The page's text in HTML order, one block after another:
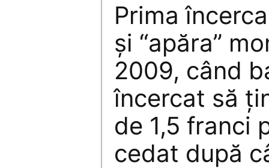
Prima
şi “apăra”
2009, când
încercat să
de 1,5 franci
cedat după